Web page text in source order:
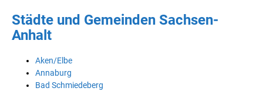
Städte und Gemeinden Sachsen-
Anhalt
Aken/Elbe
Annaburg
Bad Schmiedeberg